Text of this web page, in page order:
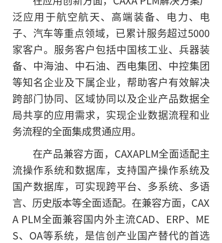
泛应用于航空航天、高端装备、电力、电
子、汽车等重点领域，已累计服务超过5000
家客户。服务客户包括中国核工业、兵器装
备、中海油、中石油、西电集团、中控集团
等知名企业及下属企业，帮助客户有效解决
跨部门协同、区域协同以及企业产品数据全
局共享的应用需求，实现企业数据流程和业
务流程的全面集成贯通应用。
在产品兼容方面，CAXAPLM全面适配主
流操作系统和数据库，支持国产操作系统及
国产数据库，可实现跨平台、多系统、多语
言、历史版本等全面适配。在兼容方面，CAX
A PLM全面兼容国内外主流CAD、ERP、ME
S、OA等系统，是信创产业国产替代的首选